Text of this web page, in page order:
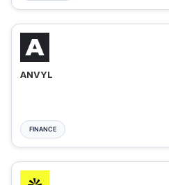
ANVYL
FINANCE